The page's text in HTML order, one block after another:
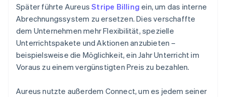
Später führte AureusStripe Billing ein, um das interne
Abrechnungssystem zu ersetzen. Dies verschaffte
dem Unternehmen mehr Flexibilität, spezielle
Unterrichtspakete und Aktionen anzubieten –
beispielsweise die Möglichkeit, ein Jahr Unterricht im
Voraus zu einem vergünstigten Preis zu bezahlen.
Aureus nutzte außerdem Connect, um es jedem seiner